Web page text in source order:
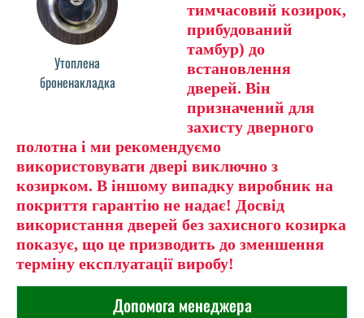
Утоплена
броненакладка
тимчасовий козирок,
прибудований
тамбур) до
встановлення
дверей. Він
призначений для
захисту дверного
полотна і ми рекомендуємо
використовувати двері виключно з
козирком. В іншому випадку виробник на
покриття гарантію не надає! Досвід
використання дверей без захисного козирка
показує, що це призводить до зменшення
терміну експлуатації виробу!
Допомога менеджера